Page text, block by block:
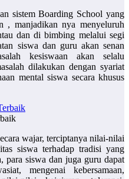
sistem Boarding School yang
, manjadikan nya menyeluruh
dan di bimbing melalui segi
siswa dan guru akan senan
kesiswaan akan selalu
dilakukan dengan syariat
mental siswa secara khusus
wajar, terciptanya nilai-nilai
siswa terhadap tradisi yang
para siswa dan juga guru dapat
mengenai kebersamaan,